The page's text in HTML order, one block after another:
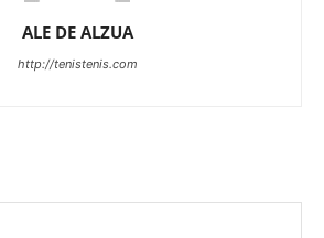
ALE DE ALZUA
http://tenistenis.com